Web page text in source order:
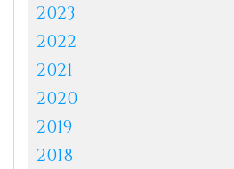
2023
2022
2021
2020
2019
2018